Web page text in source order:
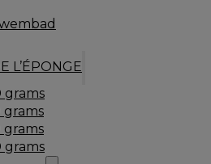
L’ÉPONGE
grams
grams
grams
grams